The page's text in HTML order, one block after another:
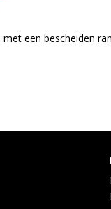
een bescheiden